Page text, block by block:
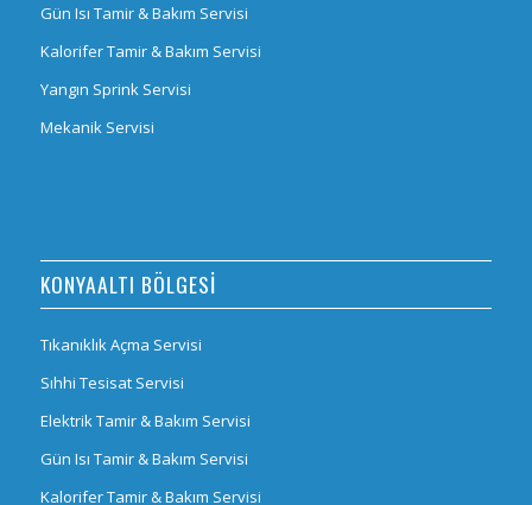
Gün Isı Tamir & Bakım Servisi
Kalorifer Tamir & Bakım Servisi
Yangın Sprink Servisi
Mekanik Servisi
KONYAALTI BÖLGESI
Tıkanıklık Açma Servisi
Sıhhi Tesisat Servisi
Elektrik Tamir & Bakım Servisi
Gün Isı Tamir & Bakım Servisi
Kalorifer Tamir & Bakım Servisi